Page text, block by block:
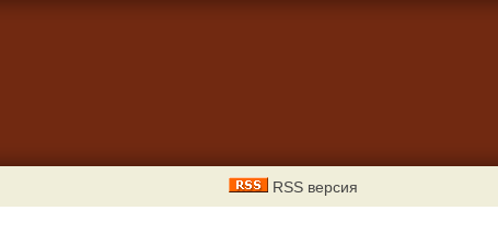
RSS версия